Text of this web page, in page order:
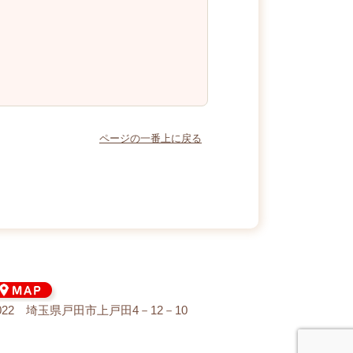
ページの一番上に戻る
埼玉県戸田市上戸田4－12－10